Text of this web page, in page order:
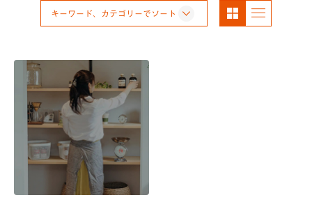
キーワード、カテゴリーでソート
パネ
ル表
リス
ト表